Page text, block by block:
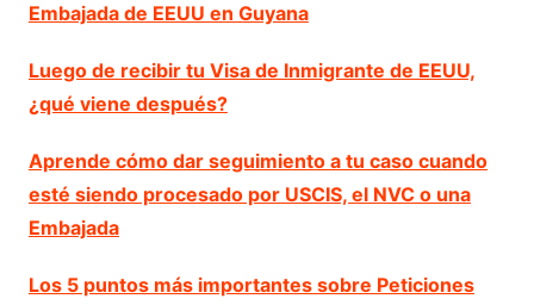
Embajada de EEUU en Guyana
Luego de recibir tu Visa de Inmigrante de EEUU,
¿qué viene después?
Aprende cómo dar seguimiento a tu caso cuando
esté siendo procesado por USCIS, el NVC o una
Embajada
Los 5 puntos más importantes sobre Peticiones